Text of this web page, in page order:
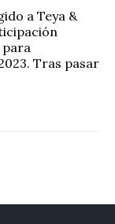
a Teya &
para
Tras pasar